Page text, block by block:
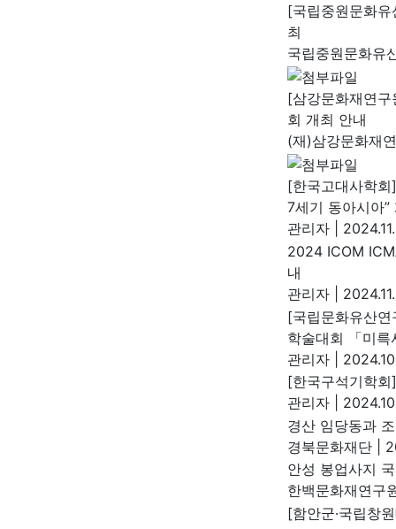
[국립중원문화
최
국립중원문화유
[삼강문화재연
회 개최 안내
(재)삼강문화재
[한국고대사학
7세기 동아시아”
관리자
2024 ICOM
내
관리자
[국립문화유산
학술대회 「미
관리자
[한국구석기학
관리자
경산 임당동과
경북문화재단
안성 봉업사지
한백문화재연구
[함안군·국립창